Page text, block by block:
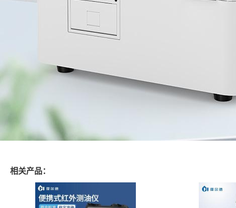
相关产品：